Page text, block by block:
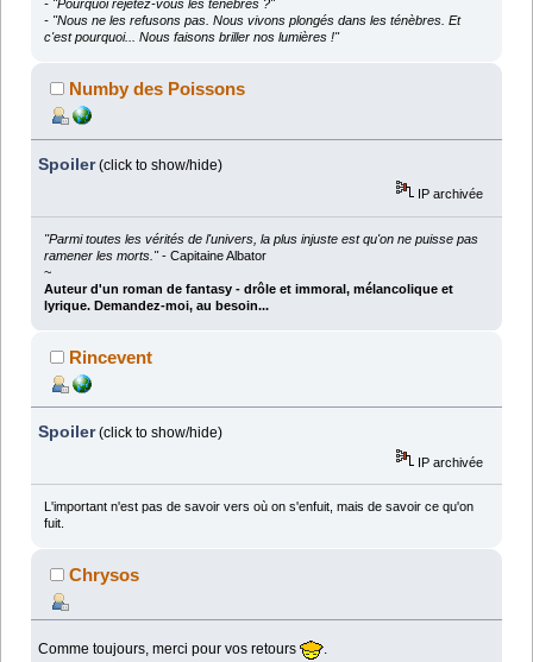
- "Pourquoi rejetez-vous les ténèbres ?"
- "Nous ne les refusons pas. Nous vivons plongés dans les ténèbres. Et
c'est pourquoi... Nous faisons briller nos lumières !"
Numby des Poissons
Spoiler(click to show/hide)
IP archivée
"Parmi toutes les vérités de l'univers, la plus injuste est qu'on ne puisse pas
ramener les morts."- Capitaine Albator
~
Auteur d'un roman de fantasy - drôle et immoral, mélancolique et
lyrique. Demandez-moi, au besoin...
Rincevent
Spoiler(click to show/hide)
IP archivée
L'important n'est pas de savoir vers où on s'enfuit, mais de savoir ce qu'on
fuit.
Chrysos
Comme toujours, merci pour vos retours